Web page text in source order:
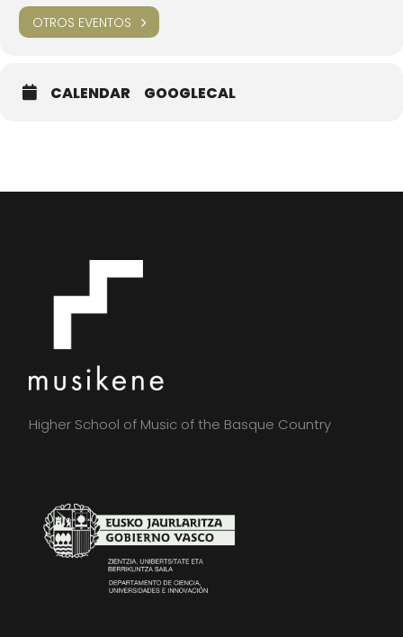
OTROS EVENTOS
CALENDAR GOOGLECAL
Higher School of Music of the Basque Country